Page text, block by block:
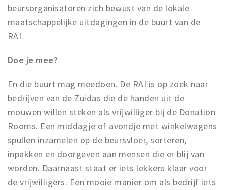
beursorganisatoren zich bewust van de lokale
maatschappelijke uitdagingen in de buurt van de
RAI.
Doe je mee?
En die buurt mag meedoen. De RAI is op zoek naar
bedrijven van de Zuidas die de handen uit de
mouwen willen steken als vrijwilliger bij de Donation
Rooms. Een middagje of avondje met winkelwagens
spullen inzamelen op de beursvloer, sorteren,
inpakken en doorgeven aan mensen die er blij van
worden. Daarnaast staat er iets lekkers klaar voor
de vrijwilligers. Een mooie manier om als bedrijf iets